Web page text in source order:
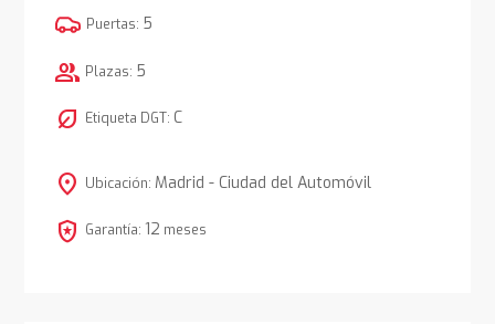
Puertas: 5
group Plazas: 5
nest_eco_leaf Etiqueta DGT: C
location_on Ubicación: Madrid - Ciudad del Automóvil
local_police Garantía: 12 meses